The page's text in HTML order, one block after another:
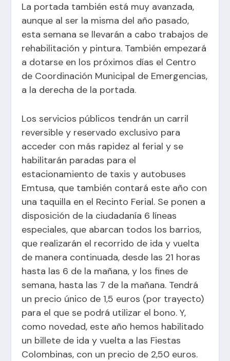
La portada también está muy avanzada,
aunque al ser la misma del año pasado,
esta semana se llevarán a cabo trabajos de
rehabilitación y pintura. También empezará
a dotarse en los próximos días el Centro
de Coordinación Municipal de Emergencias,
a la derecha de la portada.
Los servicios públicos tendrán un carril
reversible y reservado exclusivo para
acceder con más rapidez al ferial y se
habilitarán paradas para el
estacionamiento de taxis y autobuses
Emtusa, que también contará este año con
una taquilla en el Recinto Ferial. Se ponen a
disposición de la ciudadanía 6 líneas
especiales, que abarcan todos los barrios,
que realizarán el recorrido de ida y vuelta
de manera continuada, desde las 21 horas
hasta las 6 de la mañana, y los fines de
semana, hasta las 7 de la mañana. Tendrá
un precio único de 1,5 euros (por trayecto)
para el que se podrá utilizar el bono. Y,
como novedad, este año hemos habilitado
un billete de ida y vuelta a las Fiestas
Colombinas, con un precio de 2,50 euros.